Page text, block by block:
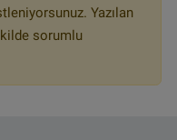
Yazılan
sorumlu